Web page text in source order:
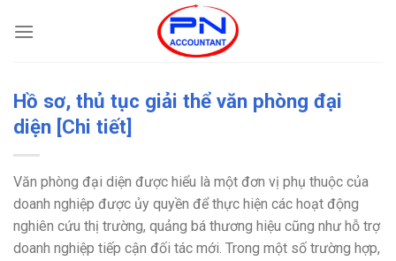
qua
Hồ sơ, thủ tục giải thể văn phòng đại
diện [Chi tiết]
Văn phòng đại diện được hiểu là một đơn vị phụ thuộc của
doanh nghiệp được ủy quyền để thực hiện các hoạt động
nghiên cứu thị trường, quảng bá thương hiệu cũng như hỗ trợ
doanh nghiệp tiếp cận đối tác mới. Trong một số trường hợp,